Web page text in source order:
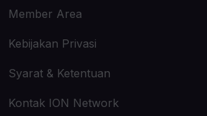
Member Area
Kebijakan Privasi
Syarat & Ketentuan
Kontak ION Network